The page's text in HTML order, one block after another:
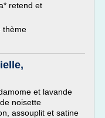
retend et
thème
et lavande
noisette
assouplit et satine